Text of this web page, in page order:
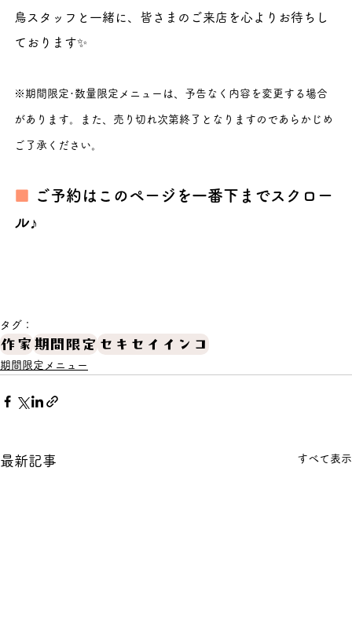
鳥スタッフと一緒に、皆さまのご来店を心よりお待ちし
ております✨
※期間限定･数量限定メニューは、予告なく内容を変更する場合
があります。また、売り切れ次第終了となりますのであらかじめ
ご了承ください。
ご予約はこのページを一番下までスクロー
ル♪
タグ：
作家 期間限定 セキセイインコ
期間限定メニュー
最新記事 すべて表示